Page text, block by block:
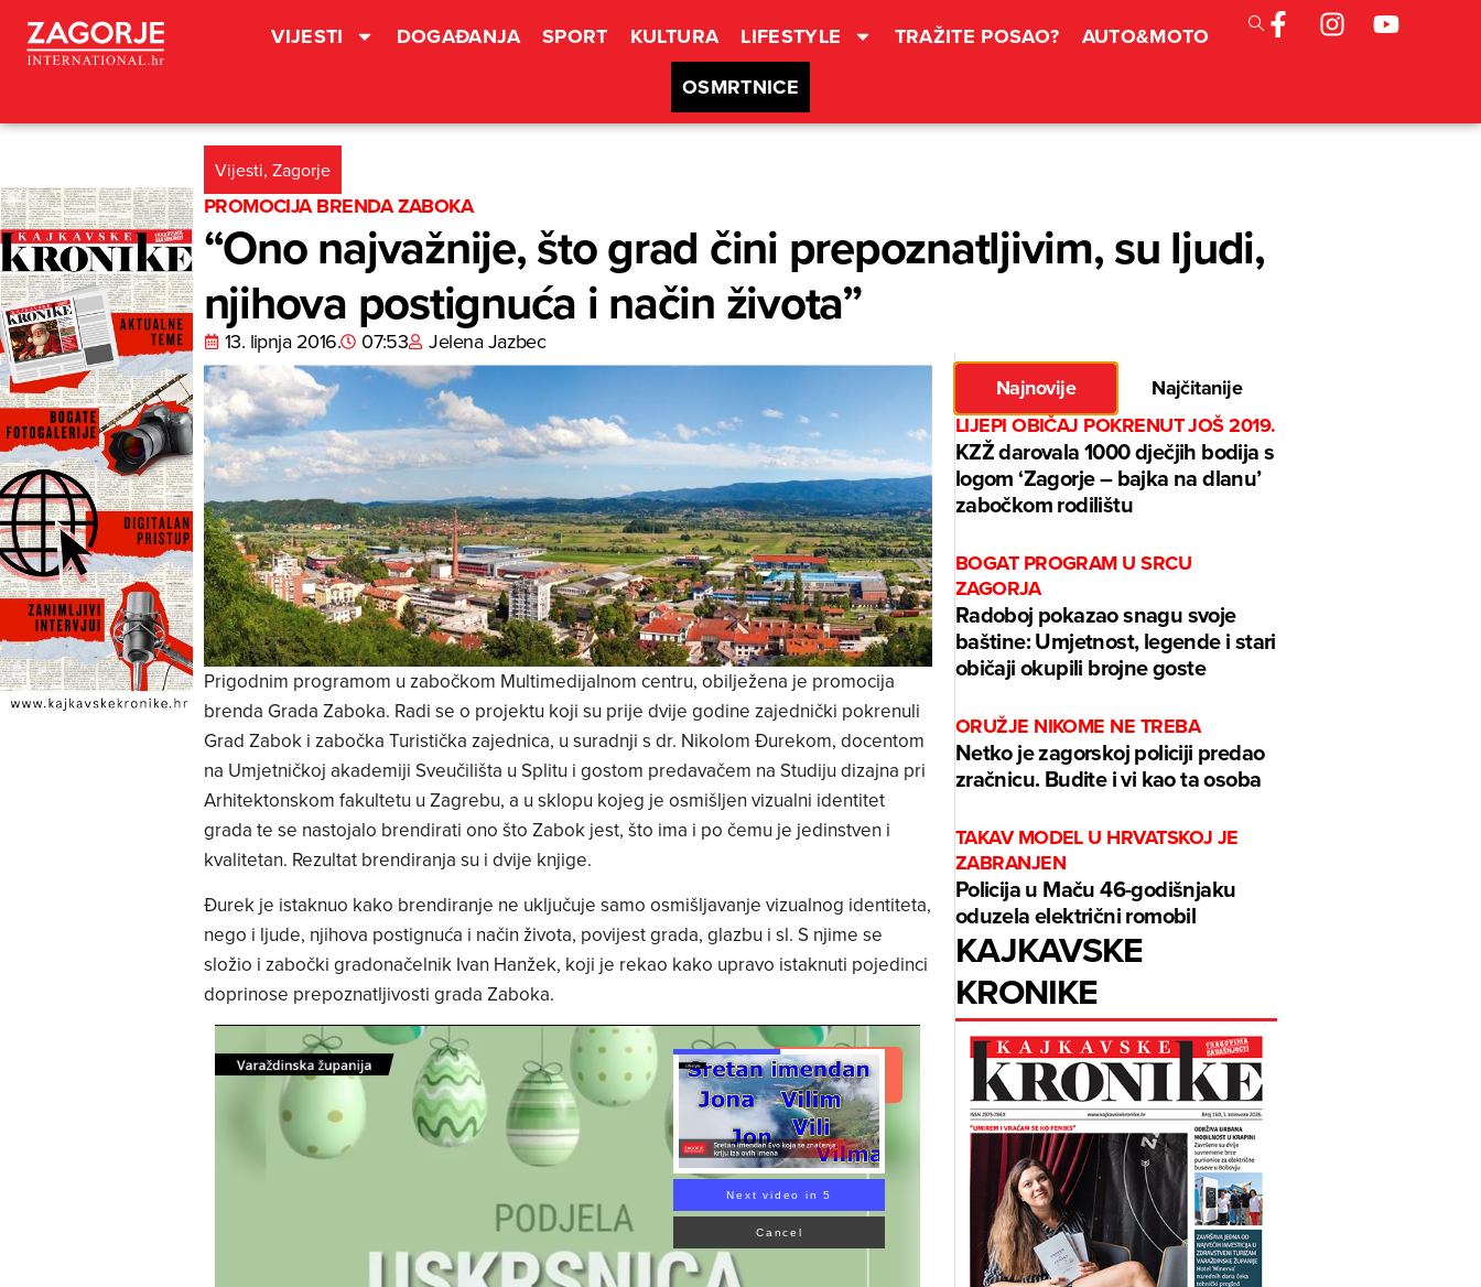
VIJESTI DOGAĐANJA SPORT KULTURA LIFESTYLE TRAŽITE POSAO?
AUTO&MOTO
OSMRTNICE
Vijesti, Zagorje
PROMOCIJA BRENDA ZABOKA
“Ono najvažnije, što grad čini prepoznatljivim, su ljudi,
njihova postignuća i način života”
13. lipnja 2016. 07:53 Jelena Jazbec
Prigodnim programom u zabočkom Multimedijalnom centru, obilježena je promocija
brenda Grada Zaboka. Radi se o projektu koji su prije dvije godine zajednički pokrenuli
Grad Zabok i zabočka Turistička zajednica, u suradnji s dr. Nikolom Đurekom, docentom
na Umjetničkoj akademiji Sveučilišta u Splitu i gostom predavačem na Studiju dizajna pri
Arhitektonskom fakultetu u Zagrebu, a u sklopu kojeg je osmišljen vizualni identitet
grada te se nastojalo brendirati ono što Zabok jest, što ima i po čemu je jedinstven i
kvalitetan. Rezultat brendiranja su i dvije knjige.
Đurek je istaknuo kako brendiranje ne uključuje samo osmišljavanje vizualnog identiteta,
nego i ljude, njihova postignuća i način života, povijest grada, glazbu i sl. S njime se
složio i zabočki gradonačelnik Ivan Hanžek, koji je rekao kako upravo istaknuti pojedinci
doprinose prepoznatljivosti grada Zaboka.
Read Article
Next video in 4
Cancel
Najnovije
Najčitanije
LIJEPI OBIČAJ POKRENUT JOŠ 2019.
KZŽ darovala 1000 dječjih bodija s
logom ‘Zagorje – bajka na dlanu’
zabočkom rodilištu
BOGAT PROGRAM U SRCU
ZAGORJA
Radoboj pokazao snagu svoje
baštine: Umjetnost, legende i stari
običaji okupili brojne goste
ORUŽJE NIKOME NE TREBA
Netko je zagorskoj policiji predao
zračnicu. Budite i vi kao ta osoba
TAKAV MODEL U HRVATSKOJ JE
ZABRANJEN
Policija u Maču 46-godišnjaku
oduzela električni romobil
KAJKAVSKE
KRONIKE